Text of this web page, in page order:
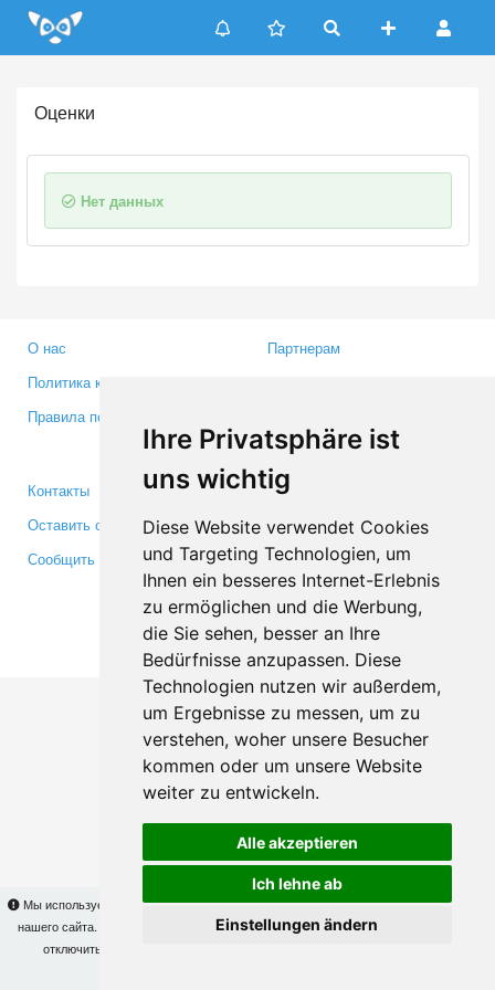
Ihre Privatsphäre ist
uns wichtig
Diese Website verwendet Cookies
und Targeting Technologien, um
Ihnen ein besseres Internet-Erlebnis
zu ermöglichen und die Werbung,
die Sie sehen, besser an Ihre
Bedürfnisse anzupassen. Diese
Technologien nutzen wir außerdem,
um Ergebnisse zu messen, um zu
verstehen, woher unsere Besucher
kommen oder um unsere Website
weiter zu entwickeln.
Alle akzeptieren
Ich lehne ab
Einstellungen ändern
Update cookies preferences
Мы используем cookies для того, чтобы Вы могли использовать весь функционал
нашего сайта. На
Вы сможете узнать подробности и, при желании,
отключить использование cookies. Продолжая пользоваться сайтом, Вы
Оценки
Нет данных
О нас
Политика конфиденциальности
Правила пользования
Партнерам
Медиа
Контакты
Оставить отзыв
Сообщить об ошибке
Facebook
Twitter
YouTube
Google+
Makis© Copyright 2026